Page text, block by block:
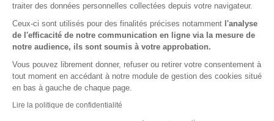
traiter des données personnelles collectées depuis votre navigateur.
Ceux-ci sont utilisés pour des finalités précises notamment l'analyse
de l'efficacité de notre communication en ligne via la mesure de
notre audience, ils sont soumis à votre approbation.
Vous pouvez librement donner, refuser ou retirer votre consentement à
tout moment en accédant à notre module de gestion des cookies situé
en bas à gauche de chaque page.
Lire la politique de confidentialité
MENTIONS LÉGALES
CONDITIONS D’UTILISATION ET PROTECTION DES DONNÉES
COOKIES
This site uses cookies and gives you control over what you want to
En savoir plus